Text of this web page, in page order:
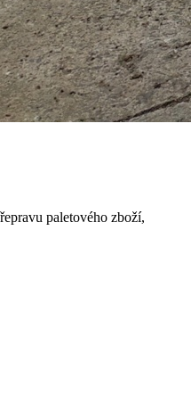
paletového zboží,